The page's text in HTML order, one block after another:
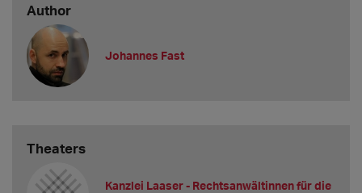
Author
Johannes Fast
Theaters
Kanzlei Laaser - Rechtsanwältinnen für die